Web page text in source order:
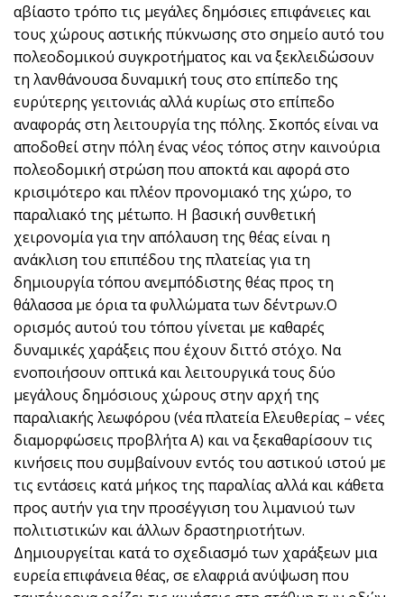
αβίαστο τρόπο τις μεγάλες δημόσιες επιφάνειες και
τους χώρους αστικής πύκνωσης στο σημείο αυτό του
πολεοδομικού συγκροτήματος και να ξεκλειδώσουν
τη λανθάνουσα δυναμική τους στο επίπεδο της
ευρύτερης γειτονιάς αλλά κυρίως στο επίπεδο
αναφοράς στη λειτουργία της πόλης. Σκοπός είναι να
αποδοθεί στην πόλη ένας νέος τόπος στην καινούρια
πολεοδομική στρώση που αποκτά και αφορά στο
κρισιμότερο και πλέον προνομιακό της χώρο, το
παραλιακό της μέτωπο. Η βασική συνθετική
χειρονομία για την απόλαυση της θέας είναι η
ανάκλιση του επιπέδου της πλατείας για τη
δημιουργία τόπου ανεμπόδιστης θέας προς τη
θάλασσα με όρια τα φυλλώματα των δέντρων.Ο
ορισμός αυτού του τόπου γίνεται με καθαρές
δυναμικές χαράξεις που έχουν διττό στόχο. Να
ενοποιήσουν οπτικά και λειτουργικά τους δύο
μεγάλους δημόσιους χώρους στην αρχή της
παραλιακής λεωφόρου (νέα πλατεία Ελευθερίας – νέες
διαμορφώσεις προβλήτα Α) και να ξεκαθαρίσουν τις
κινήσεις που συμβαίνουν εντός του αστικού ιστού με
τις εντάσεις κατά μήκος της παραλίας αλλά και κάθετα
προς αυτήν για την προσέγγιση του λιμανιού των
πολιτιστικών και άλλων δραστηριοτήτων.
Δημιουργείται κατά το σχεδιασμό των χαράξεων μια
ευρεία επιφάνεια θέας, σε ελαφριά ανύψωση που